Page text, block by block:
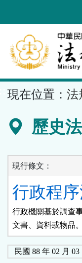
到
要
內
容
區
現在位置： 法
歷史
現行條文：
行政程
行政機關基於調查
文書、資料或物品。
民國 88 年 02 月